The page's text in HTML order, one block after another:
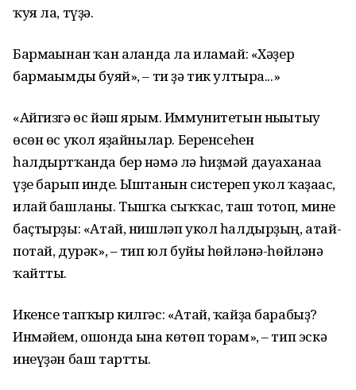
ҡуя ла, түҙә.
Бармағынан ҡан алғанда ла иламай: «Хәҙер
бармағымды буяй», – ти ҙә тик ултыра...»
«Айгизгә өс йәш ярым. Иммунитетын нығытыу
өсөн өс укол яҙғайнылар. Беренсеһен
һалдыртҡанда бер нәмә лә һиҙмәй дауаханаға
үҙе барып инде. Ыштанын систереп укол ҡаҙағас,
илай башланы. Тышҡа сыҡҡас, таш тотоп, мине
баҫтырҙы: «Атай, нишләп укол һалдырҙың, атай-
потай, дурәк», – тип юл буйы һөйләнә-һөйләнә
ҡайтты.
Икенсе тапҡыр килгәс: «Атай, ҡайҙа барабыҙ?
Инмәйем, ошонда ғына көтөп торам», – тип эскә
инеүҙән баш тартты.